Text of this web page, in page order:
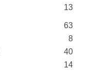
13
63
8
40
14